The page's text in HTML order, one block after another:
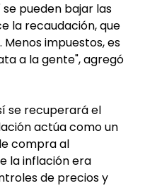
pueden bajar las
la recaudación, que
impuestos, es
a la gente", agregó
se recuperará el
actúa como un
compra al
la inflación era
de precios y